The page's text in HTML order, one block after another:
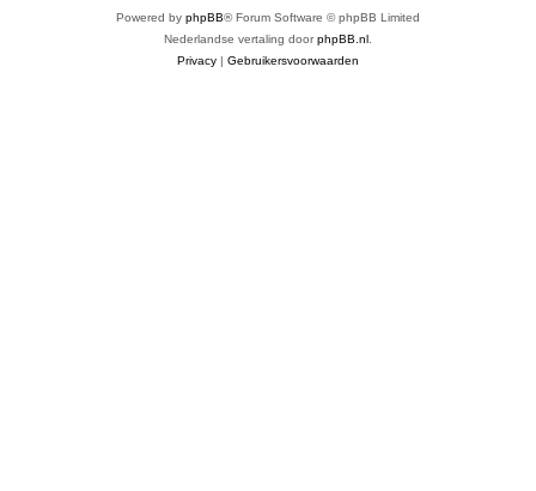
Powered by phpBB® Forum Software © phpBB Limited
Nederlandse vertaling doorphpBB.nl
Privacy | Gebruikersvoorwaarden